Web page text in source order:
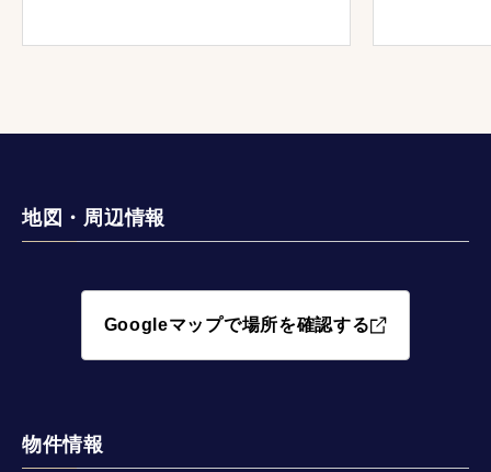
地図・周辺情報
Googleマップで場所を確認する
物件情報